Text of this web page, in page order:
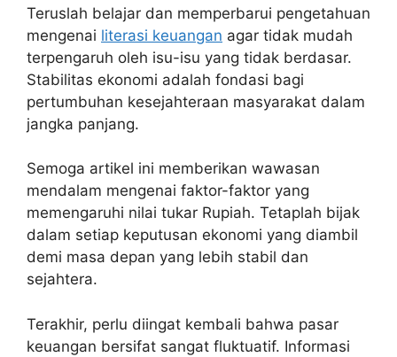
Teruslah belajar dan memperbarui pengetahuan
mengenai literasi keuangan agar tidak mudah
terpengaruh oleh isu-isu yang tidak berdasar.
Stabilitas ekonomi adalah fondasi bagi
pertumbuhan kesejahteraan masyarakat dalam
jangka panjang.
Semoga artikel ini memberikan wawasan
mendalam mengenai faktor-faktor yang
memengaruhi nilai tukar Rupiah. Tetaplah bijak
dalam setiap keputusan ekonomi yang diambil
demi masa depan yang lebih stabil dan
sejahtera.
Terakhir, perlu diingat kembali bahwa pasar
keuangan bersifat sangat fluktuatif. Informasi